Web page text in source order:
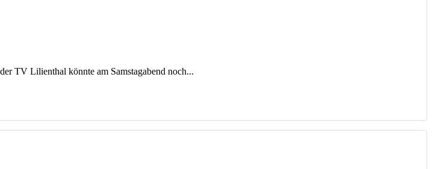
TV Lilienthal könnte am Samstagabend noch...